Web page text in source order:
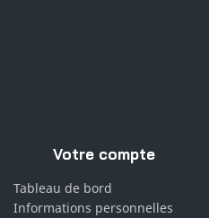
Votre compte
Tableau de bord
Informations personnelles